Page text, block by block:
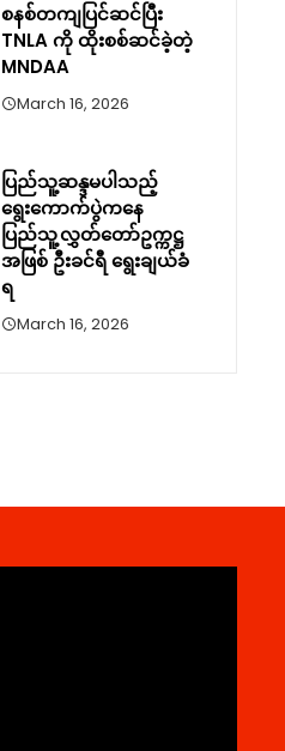
စနစ်တကျပြင်ဆင်ပြီး
TNLA ကို ထိုးစစ်ဆင်ခဲ့တဲ့
MNDAA
March 16, 2026
ပြည်သူ့ဆန္ဒမပါသည့်
ရွေးကောက်ပွဲကနေ
ပြည်သူ့လွှတ်တော်ဥက္ကဋ္ဌ
အဖြစ် ဦးခင်ရီ ရွေးချယ်ခံ
ရ
March 16, 2026